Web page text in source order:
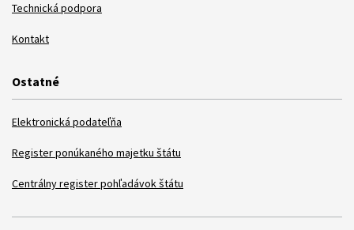
Technická podpora
Kontakt
Ostatné
Elektronická podateľňa
Register ponúkaného majetku štátu
Centrálny register pohľadávok štátu